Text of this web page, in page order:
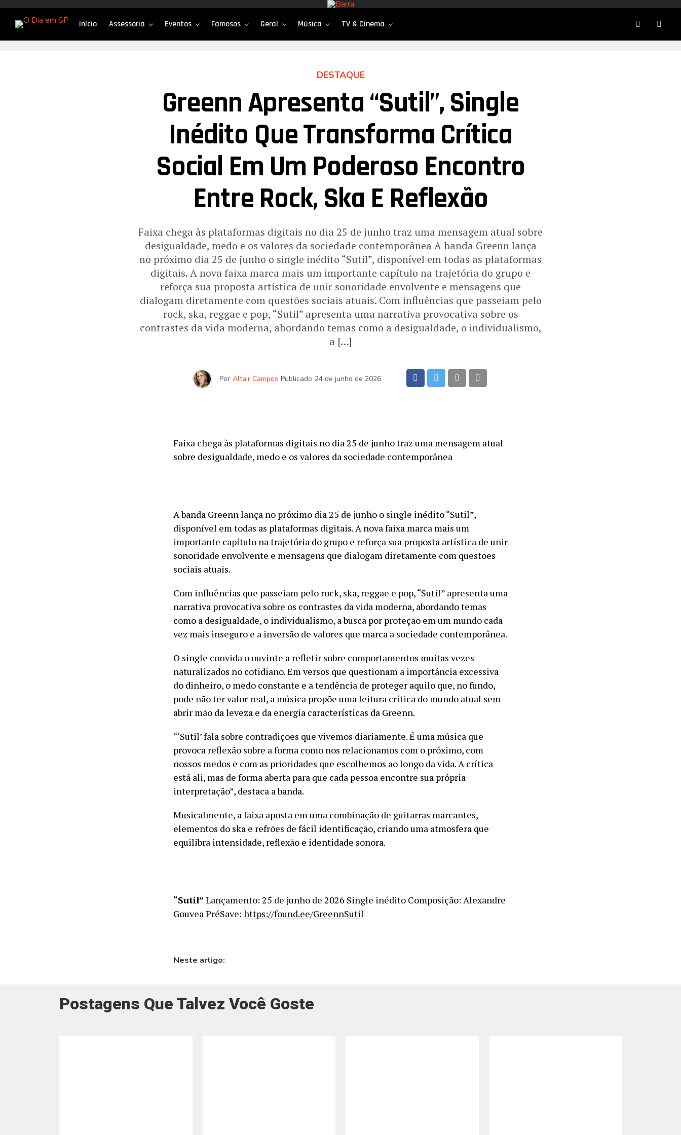
Início Assessoria Eventos Famosos Geral Música TV & Cinema
DESTAQUE
Greenn Apresenta “Sutil”, Single
Inédito Que Transforma Crítica
Social Em Um Poderoso Encontro
Entre Rock, Ska E Reflexão
Faixa chega às plataformas digitais no dia 25 de junho traz uma mensagem atual sobre
desigualdade, medo e os valores da sociedade contemporânea A banda Greenn lança
no próximo dia 25 de junho o single inédito “Sutil”, disponível em todas as plataformas
digitais. A nova faixa marca mais um importante capítulo na trajetória do grupo e
reforça sua proposta artística de unir sonoridade envolvente e mensagens que
dialogam diretamente com questões sociais atuais. Com influências que passeiam pelo
rock, ska, reggae e pop, “Sutil” apresenta uma narrativa provocativa sobre os
contrastes da vida moderna, abordando temas como a desigualdade, o individualismo,
a […]
Por Altair Campos Publicado 24 de junho de 2026
Faixa chega às plataformas digitais no dia 25 de junho traz uma mensagem atual
sobre desigualdade, medo e os valores da sociedade contemporânea
A banda Greenn lança no próximo dia 25 de junho o single inédito “Sutil”,
disponível em todas as plataformas digitais. A nova faixa marca mais um
importante capítulo na trajetória do grupo e reforça sua proposta artística de unir
sonoridade envolvente e mensagens que dialogam diretamente com questões
sociais atuais.
Com influências que passeiam pelo rock, ska, reggae e pop, “Sutil” apresenta uma
narrativa provocativa sobre os contrastes da vida moderna, abordando temas
como a desigualdade, o individualismo, a busca por proteção em um mundo cada
vez mais inseguro e a inversão de valores que marca a sociedade contemporânea.
O single convida o ouvinte a refletir sobre comportamentos muitas vezes
naturalizados no cotidiano. Em versos que questionam a importância excessiva
do dinheiro, o medo constante e a tendência de proteger aquilo que, no fundo,
pode não ter valor real, a música propõe uma leitura crítica do mundo atual sem
abrir mão da leveza e da energia características da Greenn.
“‘Sutil’ fala sobre contradições que vivemos diariamente. É uma música que
provoca reflexão sobre a forma como nos relacionamos com o próximo, com
nossos medos e com as prioridades que escolhemos ao longo da vida. A crítica
está ali, mas de forma aberta para que cada pessoa encontre sua própria
interpretação”, destaca a banda.
Musicalmente, a faixa aposta em uma combinação de guitarras marcantes,
elementos do ska e refrões de fácil identificação, criando uma atmosfera que
equilibra intensidade, reflexão e identidade sonora.
“Sutil” Lançamento: 25 de junho de 2026 Single inédito Composição: Alexandre
Gouvea PréSave: https://found.ee/GreennSutil
Neste artigo:
Postagens Que Talvez Você Goste